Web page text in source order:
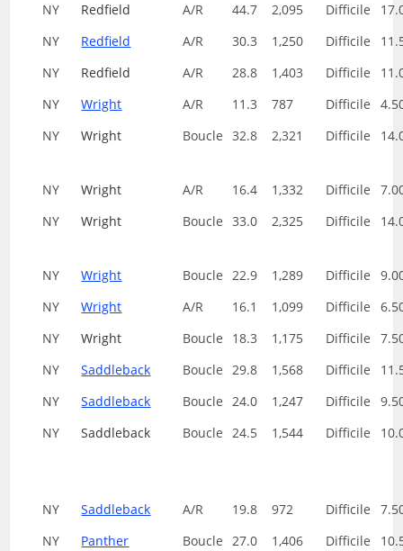
NY
Redfield A/R 44.7 2,095 Difficile
NY
Redfield A/R 30.3 1,250 Difficile
NY
Redfield A/R 28.8 1,403 Difficile
NY
Wright A/R 11.3 787 Difficile
NY
Wright Boucle 32.8 2,321 Difficile
NY Wright A/R 16.4 1,332 Difficile
NY
Wright Boucle 33.0 2,325 Difficile
NY Wright Boucle 22.9 1,289 Difficile
NY
Wright A/R 16.1 1,099 Difficile
NY
Wright Boucle 18.3 1,175 Difficile
NY
Saddleback Boucle 29.8 1,568 Difficile
NY
Saddleback Boucle 24.0 1,247 Difficile
NY
Saddleback Boucle 24.5 1,544 Difficile
NY Saddleback A/R 19.8 972 Difficile
NY
Panther Boucle 27.0 1,406 Difficile